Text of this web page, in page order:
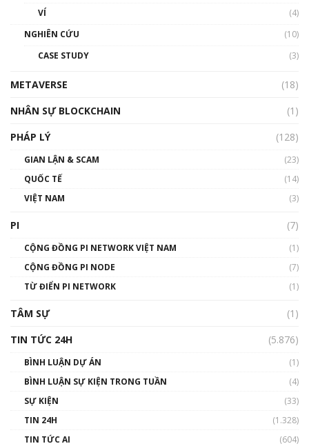
01:32:59
gió ấm
Talkshow 14: MemeCoin – Trò đùa tỷ đô
01:29:26
VÍ
(4)
NGHIÊN CỨU
(10)
CASE STUDY
(3)
METAVERSE
(18)
NHÂN SỰ BLOCKCHAIN
(1)
PHÁP LÝ
(128)
GIAN LẬN & SCAM
(23)
QUỐC TẾ
(14)
VIỆT NAM
(3)
PI (7)
CỘNG ĐỒNG PI NETWORK VIỆT NAM
(1)
CỘNG ĐỒNG PI NODE
(7)
TỪ ĐIỂN PI NETWORK
(1)
TÂM SỰ
(1)
TIN TỨC 24H
(5.876)
BÌNH LUẬN DỰ ÁN
(1)
BÌNH LUẬN SỰ KIỆN TRONG TUẦN
(4)
SỰ KIỆN
(33)
TIN 24H
(1.328)
TIN TỨC AI
(604)